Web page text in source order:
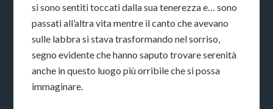
si sono sentiti toccati dalla sua tenerezza e… sono
passati all’altra vita mentre il canto che avevano
sulle labbra si stava trasformando nel sorriso,
segno evidente che hanno saputo trovare serenità
anche in questo luogo più orribile che si possa
immaginare.